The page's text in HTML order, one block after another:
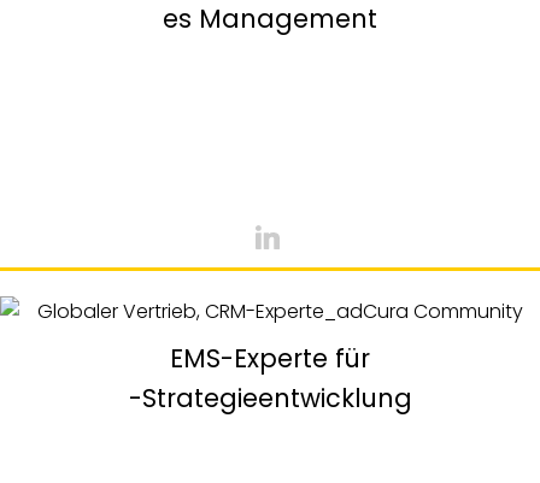
es Management
EMS-Experte für
-Strategieentwicklung